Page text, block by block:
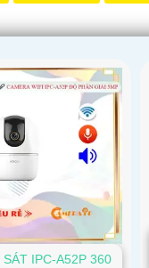
SÁT IPC-A52P 360